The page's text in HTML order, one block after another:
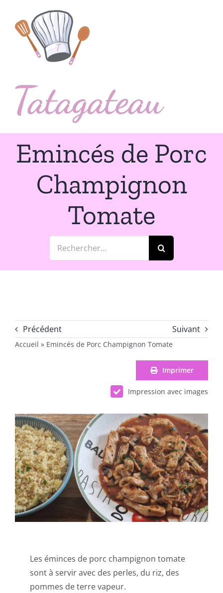
contenu
Emincés de Porc
Champignon
Tomate
Rechercher:
Précédent Suivant
Accueil » Emincés de Porc Champignon Tomate
Imprimer
Impression avec images
Les éminces de porc champignon tomate
sont à servir avec des perles, du riz, des
pommes de terre vapeur.